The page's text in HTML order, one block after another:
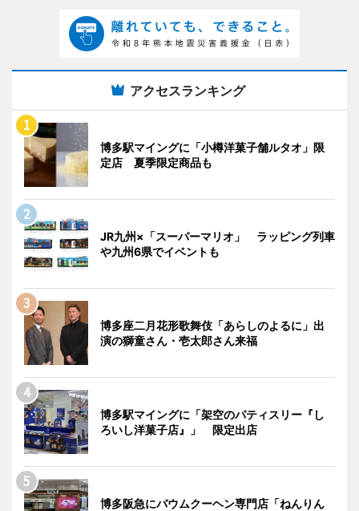
アクセスランキング
博多駅マイングに「小樽洋菓子舗ルタオ」限
定店 夏季限定商品も
JR九州×「スーパーマリオ」 ラッピング列車
や九州6県でイベントも
博多座二月花形歌舞伎「あらしのよるに」出
演の獅童さん・壱太郎さん来福
博多駅マイングに「架空のパティスリー『し
ろいし洋菓子店』」 限定出店
博多阪急にバウムクーヘン専門店「ねんりん